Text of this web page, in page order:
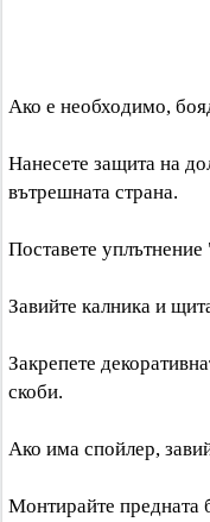
Ако е необходимо,
Нанесете защита на
вътрешната страна.
Поставете
Завийте калника и
Закрепете
скоби.
Ако има спойлер,
Монтирайте предната